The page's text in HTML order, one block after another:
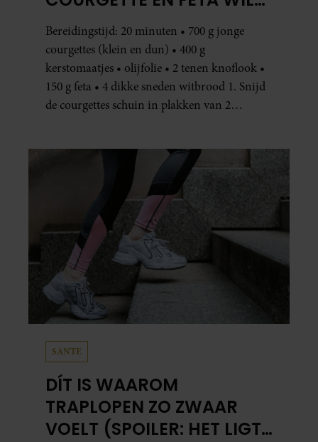
JE METEEN MAKEN
Bereidingstijd: 20 minuten • 700 g jonge
courgettes (klein en dun) • 400 g
kerstomaatjes • olijfolie • 2 tenen knoflook •
150 g feta • 4 dikke sneden witbrood 1. Snijd
de courgettes schuin in plakken van 2
SANTE
DÍT IS WAAROM
TRAPLOPEN ZO ZWAAR
VOELT (SPOILER: HET LIGT